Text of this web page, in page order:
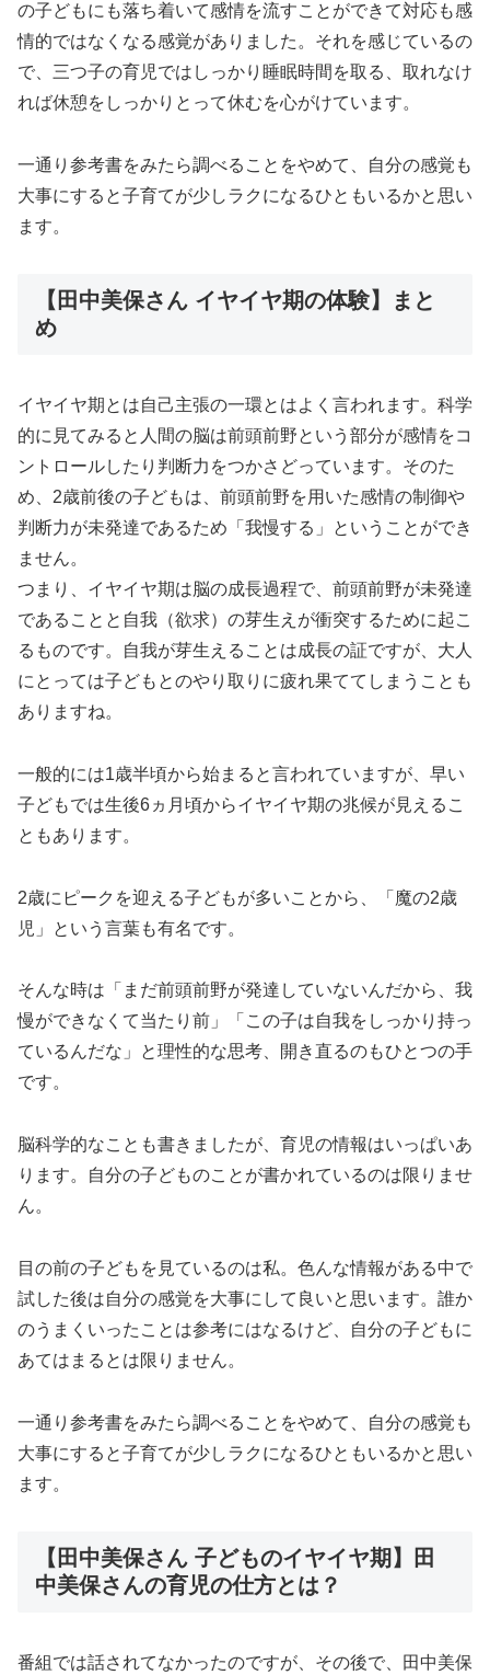
の子どもにも落ち着いて感情を流すことができて対応も感
情的ではなくなる感覚がありました。それを感じているの
で、三つ子の育児ではしっかり睡眠時間を取る、取れなけ
れば休憩をしっかりとって休むを心がけています。
一通り参考書をみたら調べることをやめて、自分の感覚も
大事にすると子育てが少しラクになるひともいるかと思い
ます。
【田中美保さん イヤイヤ期の体験】まと
め
イヤイヤ期とは自己主張の一環とはよく言われます。科学
的に見てみると人間の脳は前頭前野という部分が感情をコ
ントロールしたり判断力をつかさどっています。そのた
め、2歳前後の子どもは、前頭前野を用いた感情の制御や
判断力が未発達であるため「我慢する」ということができ
ません。
つまり、イヤイヤ期は脳の成長過程で、前頭前野が未発達
であることと自我（欲求）の芽生えが衝突するために起こ
るものです。自我が芽生えることは成長の証ですが、大人
にとっては子どもとのやり取りに疲れ果ててしまうことも
ありますね。
一般的には1歳半頃から始まると言われていますが、早い
子どもでは生後6ヵ月頃からイヤイヤ期の兆候が見えるこ
ともあります。
2歳にピークを迎える子どもが多いことから、「魔の2歳
児」という言葉も有名です。
そんな時は「まだ前頭前野が発達していないんだから、我
慢ができなくて当たり前」「この子は自我をしっかり持っ
ているんだな」と理性的な思考、開き直るのもひとつの手
です。
脳科学的なことも書きましたが、育児の情報はいっぱいあ
ります。自分の子どものことが書かれているのは限りませ
ん。
目の前の子どもを見ているのは私。色んな情報がある中で
試した後は自分の感覚を大事にして良いと思います。誰か
のうまくいったことは参考にはなるけど、自分の子どもに
あてはまるとは限りません。
一通り参考書をみたら調べることをやめて、自分の感覚も
大事にすると子育てが少しラクになるひともいるかと思い
ます。
【田中美保さん 子どものイヤイヤ期】田
中美保さんの育児の仕方とは？
番組では話されてなかったのですが、その後で、田中美保